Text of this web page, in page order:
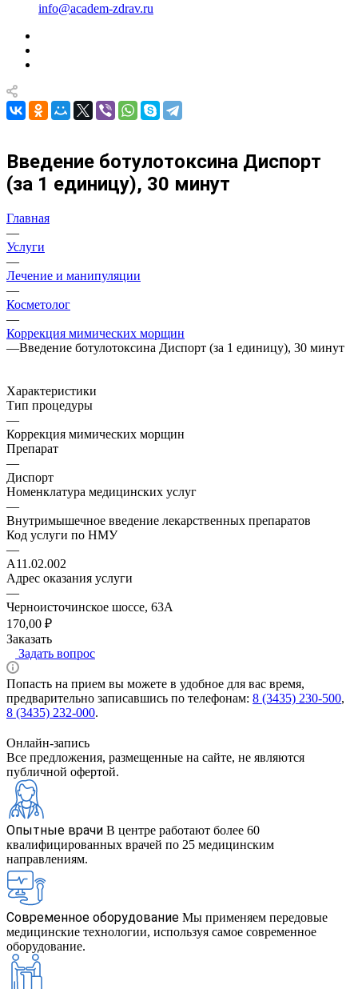
info@academ-zdrav.ru
Введение ботулотоксина Диспорт
(за 1 единицу), 30 минут
Главная
—
Услуги
—
Лечение и манипуляции
—
Косметолог
—
Коррекция мимических морщин
—Введение ботулотоксина Диспорт (за 1 единицу), 30 минут
Характеристики
Тип процедуры
—
Коррекция мимических морщин
Препарат
—
Диспорт
Номенклатура медицинских услуг
—
Внутримышечное введение лекарственных препаратов
Код услуги по НМУ
—
A11.02.002
Адрес оказания услуги
—
Черноисточинское шоссе, 63А
170,00 ₽
Заказать
Задать вопрос
Попасть на прием вы можете в удобное для вас время,
предварительно записавшись по телефонам: 8 (3435) 230-500,
8 (3435) 232-000.
Онлайн-запись
Все предложения, размещенные на сайте, не являются
публичной офертой.
Опытные врачи В центре работают более 60
квалифицированных врачей по 25 медицинским
направлениям.
Современное оборудование Мы применяем передовые
медицинские технологии, используя самое современное
оборудование.